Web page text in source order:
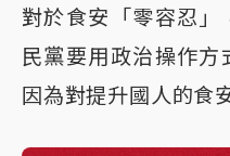
對於食安「零容忍」
民黨要用政治操作方
因為對提升國人的食